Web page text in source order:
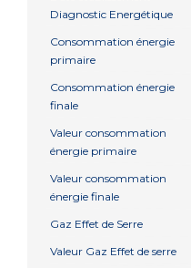
Diagnostic Energétique
Consommation énergie
primaire
Consommation énergie
finale
Valeur consommation
énergie primaire
Valeur consommation
énergie finale
Gaz Effet de Serre
Valeur Gaz Effet de serre